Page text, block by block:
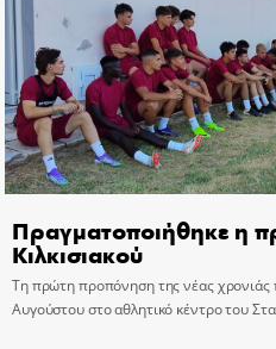
Πραγματοποιήθηκε η
Κιλκισιακού
Τη πρώτη προπόνηση της νέας χρονιάς
Αυγούστου στο αθλητικό κέντρο του